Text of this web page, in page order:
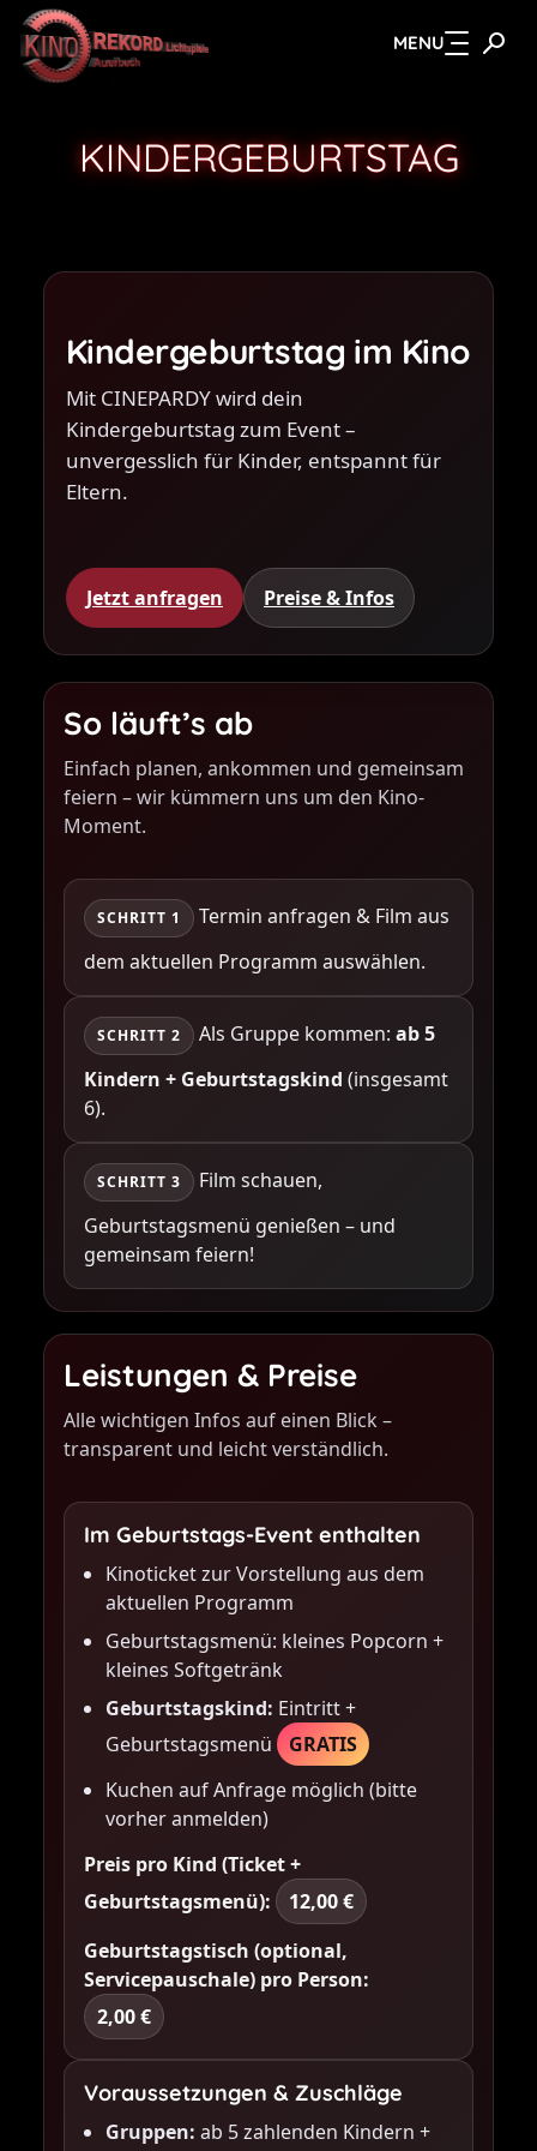
Zum Hauptinhalt springen MENU
KINDERGEBURTSTAG
Kindergeburtstag im Kino
Mit CINEPARDYwird dein
Kindergeburtstag zum Event –
unvergesslich für Kinder, entspannt für
Eltern.
Jetzt anfragen Preise & Infos
So läuft’s ab
Einfach planen, ankommen und gemeinsam
feiern – wir kümmern uns um den Kino-
Moment.
SCHRITT 1
Termin anfragen & Film aus
dem aktuellen Programm auswählen.
SCHRITT 2 Als Gruppe kommen: ab 5
Kindern + Geburtstagskind (insgesamt
6).
SCHRITT 3
Film schauen,
Geburtstagsmenü genießen – und
gemeinsam feiern!
Leistungen & Preise
Alle wichtigen Infos auf einen Blick –
transparent und leicht verständlich.
Im Geburtstags-Event enthalten
Kinoticket zur Vorstellung aus dem
aktuellen Programm
Geburtstagsmenü: kleines Popcorn +
kleines Softgetränk
Geburtstagskind: Eintritt +
Geburtstagsmenü
GRATIS
Kuchen auf Anfrage möglich (bitte
vorher anmelden)
Preis pro Kind (Ticket +
Geburtstagsmenü):
12,00 €
Geburtstagstisch (optional,
Servicepauschale) pro Person:
2,00 €
Voraussetzungen & Zuschläge
Gruppen: ab 5 zahlenden Kindern +